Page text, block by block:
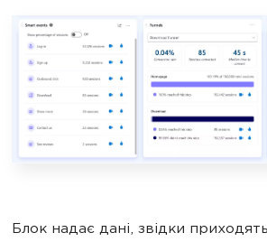
Блок надає дані, звідки